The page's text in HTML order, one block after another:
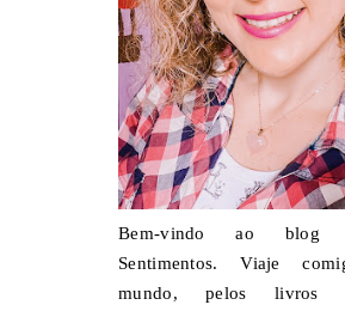
Bem-vindo ao blog
Sentimentos. Viaje
mundo, pelos livros